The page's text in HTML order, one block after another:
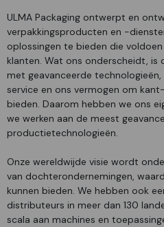
ULMA Packaging ontwerpt en
verpakkingsproducten en -
oplossingen te bieden die
klanten. Wat ons onderscheidt, is
met geavanceerde technologieën,
service en ons vermogen om
bieden. Daarom hebben we ons
we werken aan de meest
productietechnologieën.
Onze wereldwijde visie wordt
van dochterondernemingen,
kunnen bieden. We hebben ook
distributeurs in meer dan 130
scala aan machines en